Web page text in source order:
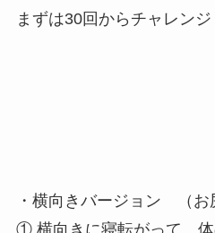
まずは30回からチャレンジ
・横向きバージョン （お